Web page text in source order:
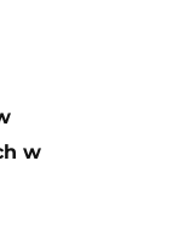
w